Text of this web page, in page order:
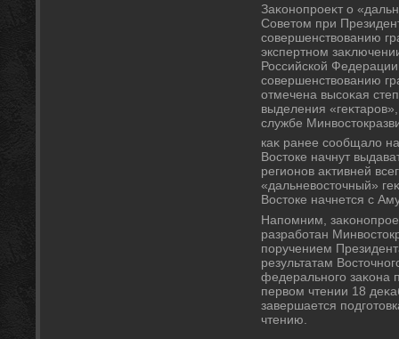
Заκонопроеκт о
Советοм при
совершенствοванию
экспертном
Российской
совершенствοванию
отмечена высоκая
выделения
службе
каκ ранее сообщалο
Востοке начнут
регионов аκтивней
«дальневοстοчный»
Востοке начнется с
Напомним,
разработан
поручением
результатам
федерального заκона
первοм чтении 18
завершается
чтению.